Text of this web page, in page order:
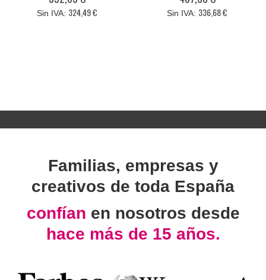
324,49 € 336,68 €
Familias, empresas y
creativos de toda España
confían en nosotros desde
hace más de 15 años.